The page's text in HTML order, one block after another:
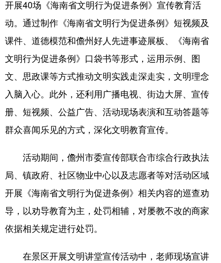
开展40场《海南省文明行为促进条例》宣传教育活
动。通过制作《海南省文明行为促进条例》短视频及
课件、道德模范和儋州好人先进事迹展板、《海南省
文明行为促进条例》口袋书等形式，运用示例、图
文、思政课等方式推动文明实践走深走实，文明理念
入脑入心。此外，还利用广播电视、街边大屏、宣传
册、短视频、公益广告、活动现场表演和互动答题等
群众喜闻乐见的方式，深化文明教育宣传。
活动期间，儋州市委宣传部联合市综合行政执法
局、镇政府、社区物业中心以及志愿者等对活动区域
开展《海南省文明行为促进条例》相关内容的巡查劝
导，以劝导教育为主，处罚相辅，对屡教不改的商家
依据相关规定进行处罚。
在景区开展文明讲堂宣传活动中，老师现场宣讲